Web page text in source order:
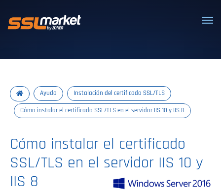
Certificados SSL/TLS confiables
Ayuda Instalación del certificado SSL/TLS
Cómo instalar el certificado SSL/TLS en el servidor IIS 10 y IIS 8
Cómo instalar el certificado
SSL/TLS en el servidor IIS 10 y
IIS 8